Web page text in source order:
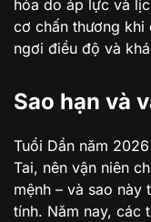
hóa do áp lực và
cơ chấn thương khi
ngơi điều độ và
Sao hạn và
Tuổi Dần năm
Tai, nên vận niên
mệnh – và sao này
tính. Năm nay, các